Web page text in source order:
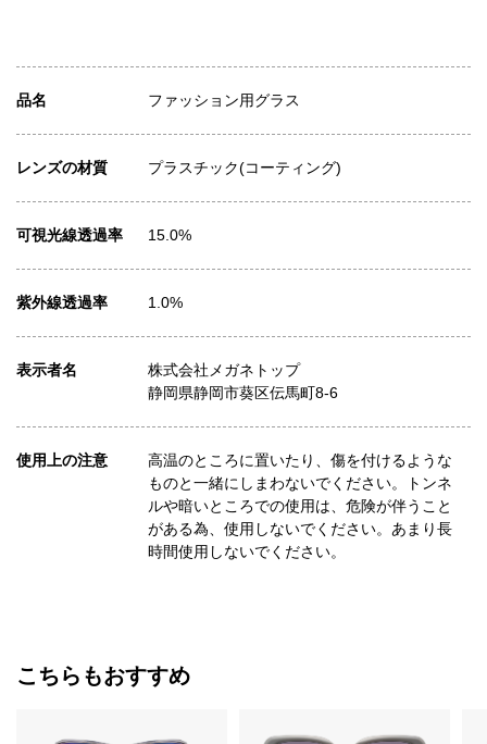
品名 ファッション用グラス
レンズの材質 プラスチック(コーティング)
可視光線透過率 15.0%
紫外線透過率 1.0%
表示者名
株式会社メガネトップ
静岡県静岡市葵区伝馬町8-6
使用上の注意
高温のところに置いたり、傷を付けるような
ものと一緒にしまわないでください。トンネ
ルや暗いところでの使用は、危険が伴うこと
がある為、使用しないでください。あまり長
時間使用しないでください。
こちらもおすすめ